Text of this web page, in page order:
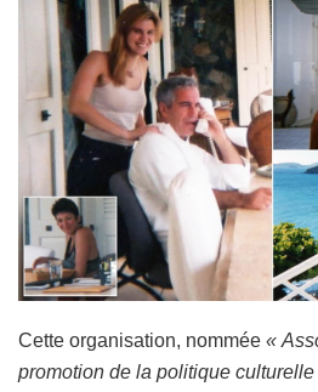
Cette organisation, nommée «
promotion de la politique